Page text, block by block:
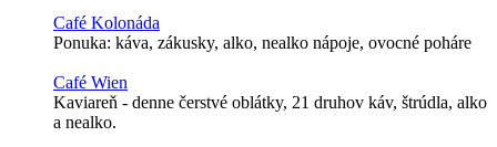
Café Kolonáda
Ponuka: káva, zákusky, alko, nealko nápoje, ovocné poháre
Café Wien
Kaviareň - denne čerstvé oblátky, 21 druhov káv, štrúdla, alko
a nealko.